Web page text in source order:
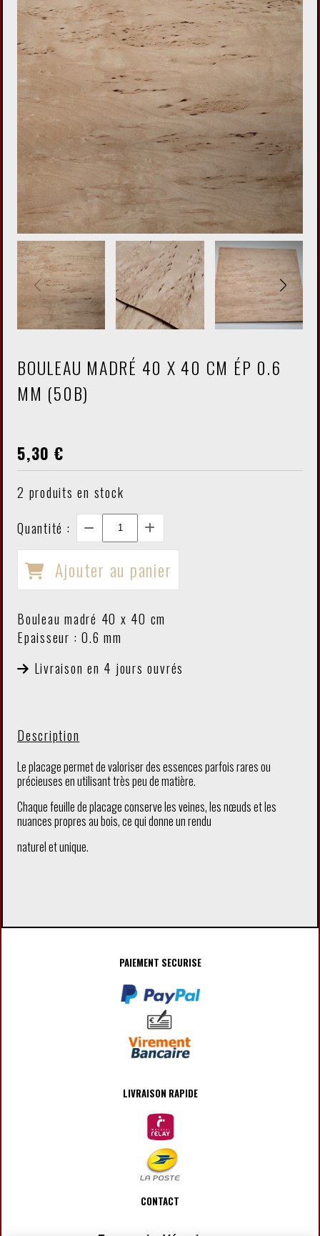
BOULEAU MADRÉ 40 X 40 CM ÉP 0.6
MM (50B)
5,30 €
2 produits en stock
Quantité :
Ajouter au panier
Bouleau madré 40 x 40 cm
Epaisseur : 0.6 mm
Livraison en 4 jours ouvrés
Description
Le placage permet de valoriser des essences parfois rares ou
précieuses en utilisant très peu de matière.
Chaque feuille de placage conserve les veines, les nœuds et les
nuances propres au bois, ce qui donne un rendu
naturel et unique.
PAIEMENT SECURISE
LIVRAISON RAPIDE
CONTACT